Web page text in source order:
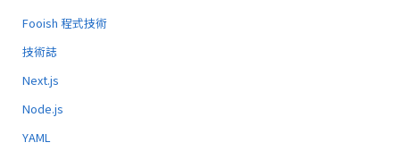
Fooish 程式技術
技術誌
Next.js
Node.js
YAML